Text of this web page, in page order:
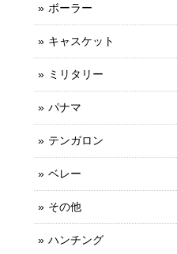
ボーラー
キャスケット
ミリタリー
パナマ
テンガロン
ベレー
その他
ハンチング